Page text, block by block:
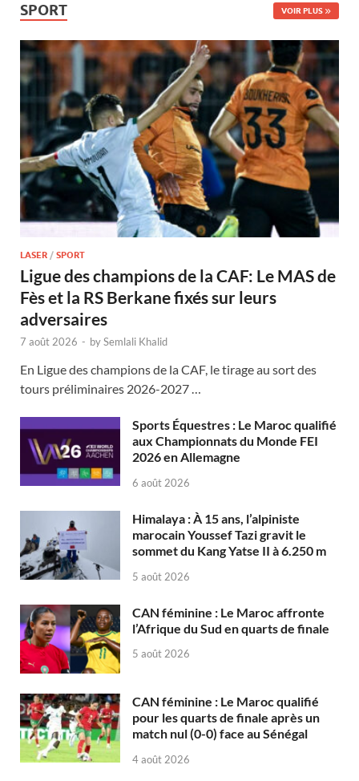
SPORT VOIR PLUS
LASER / SPORT
Ligue des champions de la CAF: Le MAS de
Fès et la RS Berkane fixés sur leurs
adversaires
7 août 2026 - bySemlali Khalid
En Ligue des champions de la CAF, le tirage au sort des
tours préliminaires 2026-2027 …
Sports Équestres : Le Maroc qualifié
aux Championnats du Monde FEI
2026 en Allemagne
6 août 2026
Himalaya : À 15 ans, l’alpiniste
marocain Youssef Tazi gravit le
sommet du Kang Yatse II à 6.250 m
5 août 2026
CAN féminine : Le Maroc affronte
l’Afrique du Sud en quarts de finale
5 août 2026
CAN féminine : Le Maroc qualifié
pour les quarts de finale après un
match nul (0-0) face au Sénégal
4 août 2026